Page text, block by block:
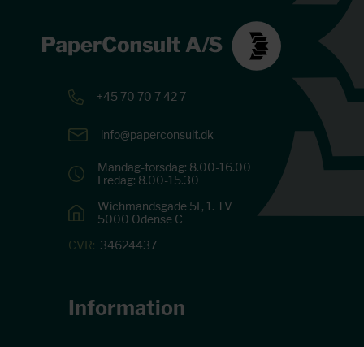
+45 70 70 7 42 7
info@paperconsult.dk
Mandag-torsdag: 8.00-16.00
Fredag: 8.00-15.30
Wichmandsgade 5F, 1. TV
5000 Odense C
CVR: 34624437
Information